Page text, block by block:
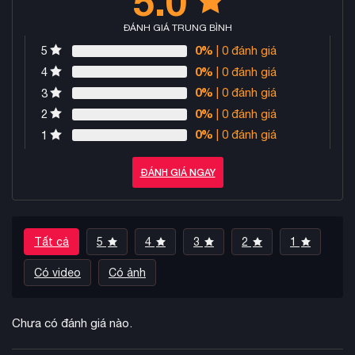
ĐÁNH GIÁ TRUNG BÌNH
5 0% | 0 đánh giá
4
0% | 0 đánh giá
3
0% | 0 đánh giá
2
0% | 0 đánh giá
1
0% | 0 đánh giá
ĐÁNH GIÁ NGAY
Tất cả 5 4 3 2 1
Có video Có ảnh
Chưa có đánh giá nào.